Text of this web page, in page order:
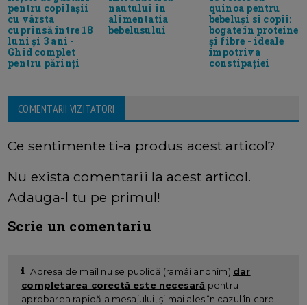
pentru copilașii
cu vârsta
cuprinsă între 18
luni și 3 ani -
Ghid complet
pentru părinți
nautului in
alimentatia
bebelusului
quinoa pentru
bebeluși si copii:
bogate în proteine
și fibre - ideale
împotriva
constipației
COMENTARII VIZITATORI
Ce sentimente ti-a produs acest articol?
Nu exista comentarii la acest articol.
Adauga-l tu pe primul!
Scrie un comentariu
Adresa de mail nu se publică (ramâi anonim) dar
completarea corectă este necesară pentru
aprobarea rapidă a mesajului, și mai ales în cazul în care